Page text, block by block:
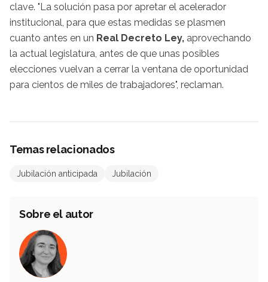
clave. "La solución pasa por apretar el acelerador
institucional, para que estas medidas se plasmen
cuanto antes en un Real Decreto Ley, aprovechando
la actual legislatura, antes de que unas posibles
elecciones vuelvan a cerrar la ventana de oportunidad
para cientos de miles de trabajadores", reclaman.
Temas relacionados
Jubilación anticipada Jubilación
Sobre el autor